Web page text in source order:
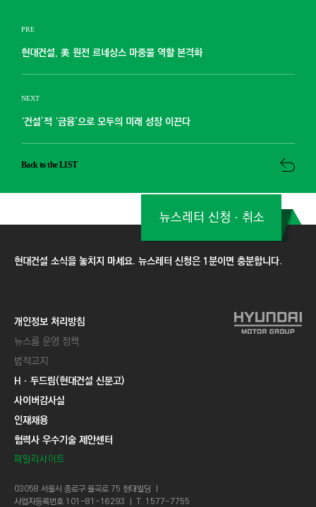
PRE
현대건설, 美 원전 르네상스 마중물 역할 본격화
NEXT
‘건설’적 ‘금융’으로 모두의 미래 성장 이끈다
Back to the LIST
현대건설 소식을 놓치지 마세요. 뉴스레터 신청은 1분이면 충분합니다.
뉴스레터 신청ㆍ취소
개인정보 처리방침
뉴스룸 운영 정책
법적고지
Hㆍ두드림(현대건설 신문고)
사이버감사실
인재채용
협력사 우수기술 제안센터
패밀리사이트
03058 서울시 종로구 율곡로 75 현대빌딩 ㅣ
사업자등록번호 101-81-16293 ㅣ T. 1577-7755